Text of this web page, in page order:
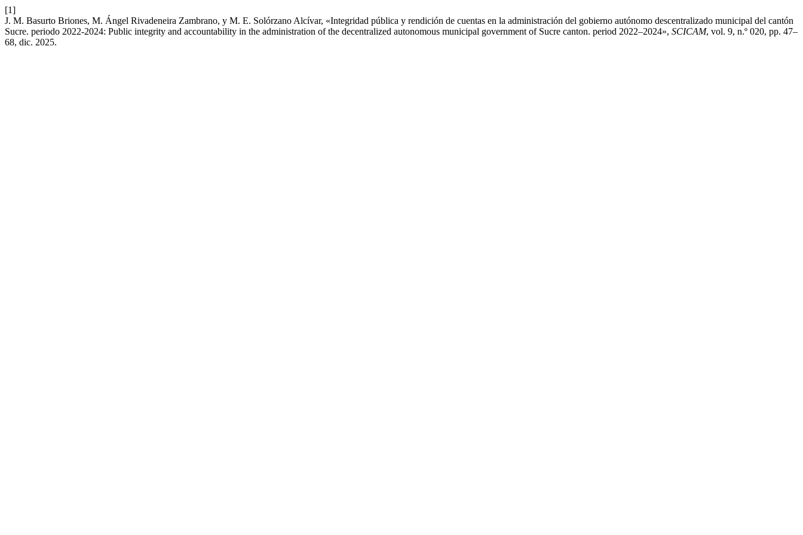
[1]
J. M. Basurto Briones, M. Ángel Rivadeneira Zambrano, y M. E. Solórzano Alcívar, «Integridad pública y rendición de cuentas en la administración del gobierno autónomo descentralizado municipal del cantón
Sucre. periodo 2022-2024: Public integrity and accountability in the administration of the decentralized autonomous municipal government of Sucre canton. period 2022–2024», SCICAM, vol. 9, n.º 020, pp. 47–
68, dic. 2025.